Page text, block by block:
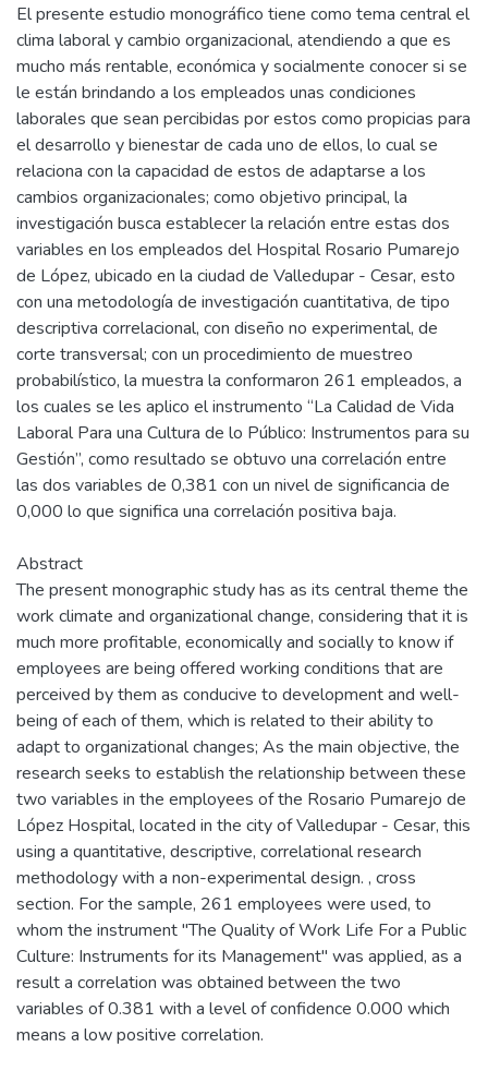
El presente estudio monográfico tiene como tema central el
clima laboral y cambio organizacional, atendiendo a que es
mucho más rentable, económica y socialmente conocer si se
le están brindando a los empleados unas condiciones
laborales que sean percibidas por estos como propicias para
el desarrollo y bienestar de cada uno de ellos, lo cual se
relaciona con la capacidad de estos de adaptarse a los
cambios organizacionales; como objetivo principal, la
investigación busca establecer la relación entre estas dos
variables en los empleados del Hospital Rosario Pumarejo
de López, ubicado en la ciudad de Valledupar - Cesar, esto
con una metodología de investigación cuantitativa, de tipo
descriptiva correlacional, con diseño no experimental, de
corte transversal; con un procedimiento de muestreo
probabilístico, la muestra la conformaron 261 empleados, a
los cuales se les aplico el instrumento “La Calidad de Vida
Laboral Para una Cultura de lo Público: Instrumentos para su
Gestión”, como resultado se obtuvo una correlación entre
las dos variables de 0,381 con un nivel de significancia de
0,000 lo que significa una correlación positiva baja.
Abstract
The present monographic study has as its central theme the
work climate and organizational change, considering that it is
much more profitable, economically and socially to know if
employees are being offered working conditions that are
perceived by them as conducive to development and well-
being of each of them, which is related to their ability to
adapt to organizational changes; As the main objective, the
research seeks to establish the relationship between these
two variables in the employees of the Rosario Pumarejo de
López Hospital, located in the city of Valledupar - Cesar, this
using a quantitative, descriptive, correlational research
methodology with a non-experimental design. , cross
section. For the sample, 261 employees were used, to
whom the instrument "The Quality of Work Life For a Public
Culture: Instruments for its Management" was applied, as a
result a correlation was obtained between the two
variables of 0.381 with a level of confidence 0.000 which
means a low positive correlation.